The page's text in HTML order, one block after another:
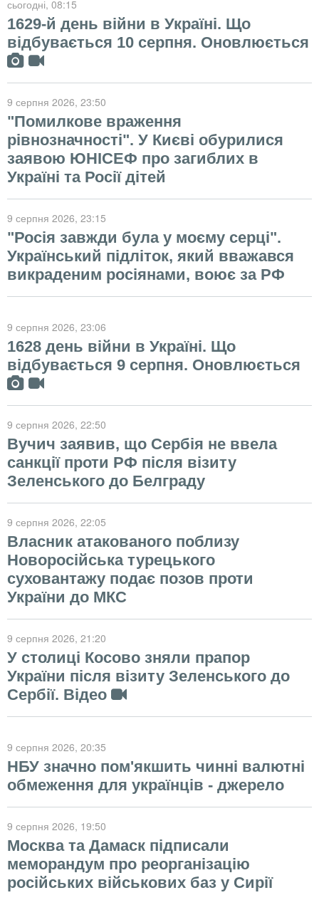
сьогодні, 08:15
1629-й день війни в Україні. Що
відбувається 10 серпня. Оновлюється
9 серпня 2026, 23:50
"Помилкове враження
рівнозначності". У Києві обурилися
заявою ЮНІСЕФ про загиблих в
Україні та Росії дітей
9 серпня 2026, 23:15
"Росія завжди була у моєму серці".
Український підліток, який вважався
викраденим росіянами, воює за РФ
9 серпня 2026, 23:06
1628 день війни в Україні. Що
відбувається 9 серпня. Оновлюється
9 серпня 2026, 22:50
Вучич заявив, що Сербія не ввела
санкції проти РФ після візиту
Зеленського до Белграду
9 серпня 2026, 22:05
Власник атакованого поблизу
Новоросійська турецького
суховантажу подає позов проти
України до МКС
9 серпня 2026, 21:20
У столиці Косово зняли прапор
України після візиту Зеленського до
Сербії. Відео
9 серпня 2026, 20:35
НБУ значно пом'якшить чинні валютні
обмеження для українців - джерело
9 серпня 2026, 19:50
Москва та Дамаск підписали
меморандум про реорганізацію
російських військових баз у Сирії